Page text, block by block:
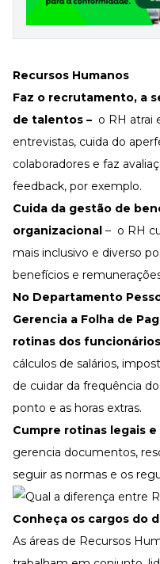
Recursos Humanos
Faz o recrutamento, a
de talentos – o RH atrai
entrevistas, cuida do
colaboradores e faz
feedback, por exemplo.
Cuida da gestão de
organizacional – o RH
mais inclusivo e diverso
benefícios e
No Departamento
Gerencia a Folha de
rotinas dos funcionários
cálculos de salários,
de cuidar da frequência
ponto e as horas extras.
Cumpre rotinas legais
gerencia documentos,
seguir as normas e os
Conheça os cargos do
As áreas de Recursos